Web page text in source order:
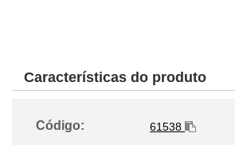
Características do produto
Código: 61538